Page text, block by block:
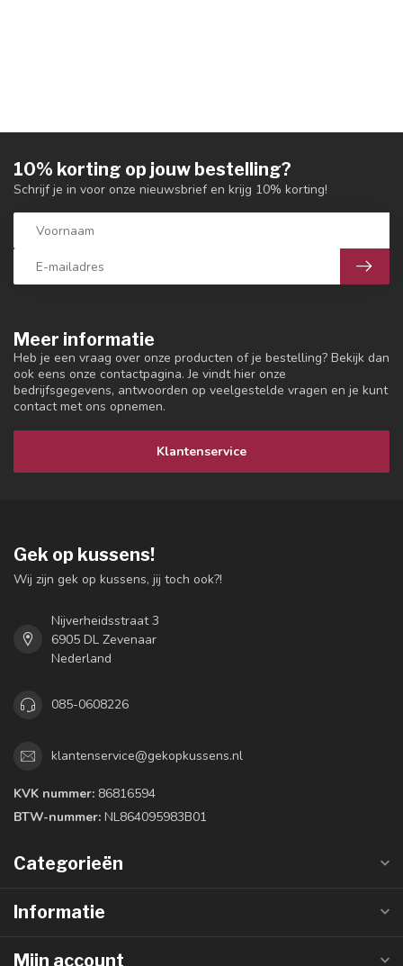
Meer informatie
Heb je een vraag over onze producten of je bestelling? Bekijk dan
ook eens onze contactpagina. Je vindt hier onze
bedrijfsgegevens, antwoorden op veelgestelde vragen en je kunt
contact met ons opnemen.
Klantenservice
10% korting op jouw bestelling?
Schrijf je in voor onze nieuwsbrief en krijg 10% korting!
Gek op kussens!
Wij zijn gek op kussens, jij toch ook?!
Nijverheidsstraat 3
6905 DL Zevenaar
Nederland
085-0608226
klantenservice@gekopkussens.nl
KVK nummer: 86816594
BTW-nummer: NL864095983B01
Categorieën
Informatie
Mijn account